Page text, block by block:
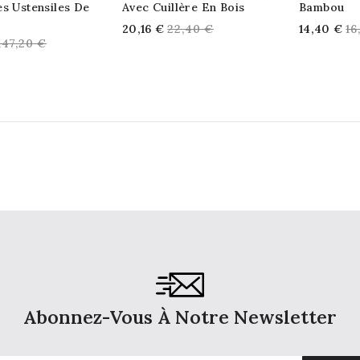
Ustensiles De
€
Avec Cuillère En Bois
20,16 € Regular
22,40 €
Bambou
14,40 €
Abonnez-Vous À Notre Newsletter